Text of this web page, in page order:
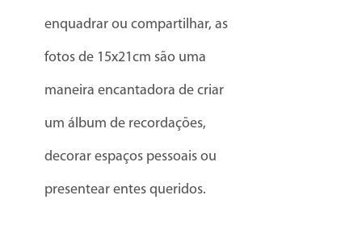
enquadrar ou compartilhar, as
fotos de 15x21cm são uma
maneira encantadora de criar
um álbum de recordações,
decorar espaços pessoais ou
presentear entes queridos.